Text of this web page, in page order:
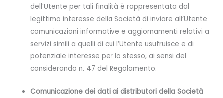
dell’Utente per tali finalità è rappresentata dal
legittimo interesse della Società di inviare all’Utente
comunicazioni informative e aggiornamenti relativi a
servizi simili a quelli di cui l’Utente usufruisce e di
potenziale interesse per lo stesso, ai sensi del
considerando n. 47 del Regolamento.
Comunicazione dei dati ai distributori della Società